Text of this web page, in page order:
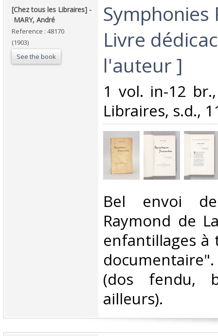
‎[Chez tous les Libraires] -
‎ ‎MARY, André‎
Reference : 48170
(1903)
See the book
‎Symphonies
Livre
l'auteur ]‎
‎1 vol. in-12
Libraires, s.d.,
‎Bel envoi
Raymond de
enfantillages
(dos fendu,
ailleurs).‎